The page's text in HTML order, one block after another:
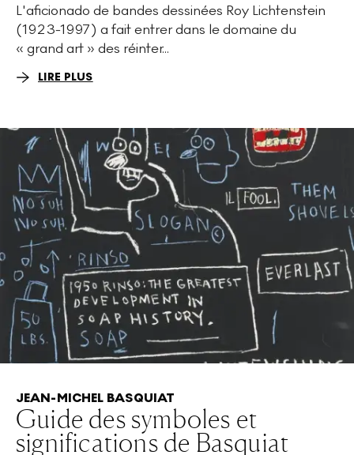
L'aficionado de bandes dessinées Roy Lichtenstein
(1923-1997) a fait entrer dans le domaine du
« grand art » des réinter...
LIRE PLUS
JEAN-MICHEL BASQUIAT
Guide des symboles et
significations de Basquiat